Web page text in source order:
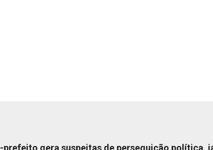
gera suspeitas de perseguição política,